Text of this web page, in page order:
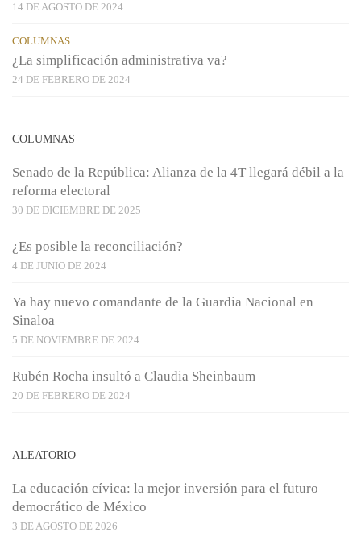
14 DE AGOSTO DE 2024
COLUMNAS
¿La simplificación administrativa va?
24 DE FEBRERO DE 2024
COLUMNAS
Senado de la República: Alianza de la 4T llegará débil a la
reforma electoral
30 DE DICIEMBRE DE 2025
¿Es posible la reconciliación?
4 DE JUNIO DE 2024
Ya hay nuevo comandante de la Guardia Nacional en
Sinaloa
5 DE NOVIEMBRE DE 2024
Rubén Rocha insultó a Claudia Sheinbaum
20 DE FEBRERO DE 2024
ALEATORIO
La educación cívica: la mejor inversión para el futuro
democrático de México
3 DE AGOSTO DE 2026